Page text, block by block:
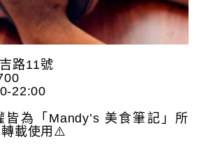
路11號
22:00
為「Mandy’s 美食筆記」所
轉載使用⚠️